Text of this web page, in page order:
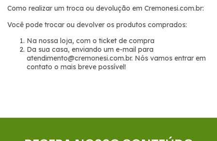
Como realizar um troca ou devolução em Cremonesi.com.br:
Você pode trocar ou devolver os produtos comprados:
Na nossa loja, com o ticket de compra
Da sua casa, enviando um e-mail para
atendimento@cremonesi.com.br. Nós vamos entrar em
contato o mais breve possível!